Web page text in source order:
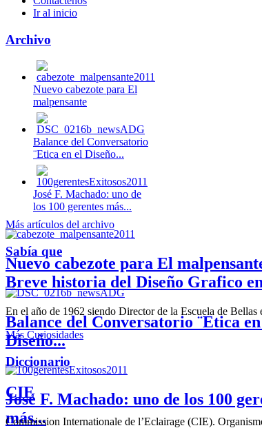
Ir al inicio
Archivo
Nuevo cabezote para El
malpensante
Balance del Conversatorio
¨Etica en el Diseño...
José F. Machado: uno de
los 100 gerentes más...
Nuevo cabezote para El
Balance del Conversatorio ¨Etica en
Diseño...
José F. Machado: uno de los 100
más...
Más artículos del archivo
Sabía que
Breve historia del Diseño Grafico
En el año de 1962 siendo Director de la Escuela de
Más Curiosidades
Diccionario
CIE
Commission Internationale de l’Eclairage (CIE).